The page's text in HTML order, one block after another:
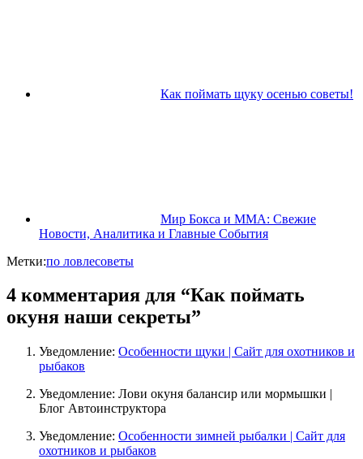
Как поймать щуку осенью советы!
Мир Бокса и MMA: Свежие
Новости, Аналитика и Главные События
Метки:по ловлесоветы
4 комментария для “Как поймать
окуня наши секреты”
Уведомление: Особенности щуки | Сайт для охотников и
рыбаков
Уведомление: Лови окуня балансир или мормышки |
Блог Автоинструктора
Уведомление: Особенности зимней рыбалки | Сайт для
охотников и рыбаков